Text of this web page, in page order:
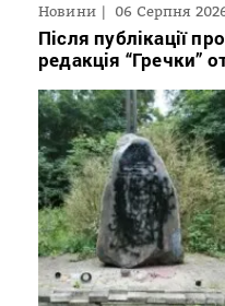
Новини 06 Серпня
Після публікації
редакція “Гречки”